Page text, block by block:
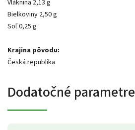
Vláknina 2,13 g
Bielkoviny 2,50 g
Soľ 0,25 g
Krajina pôvodu:
Česká republika
Dodatočné parametre